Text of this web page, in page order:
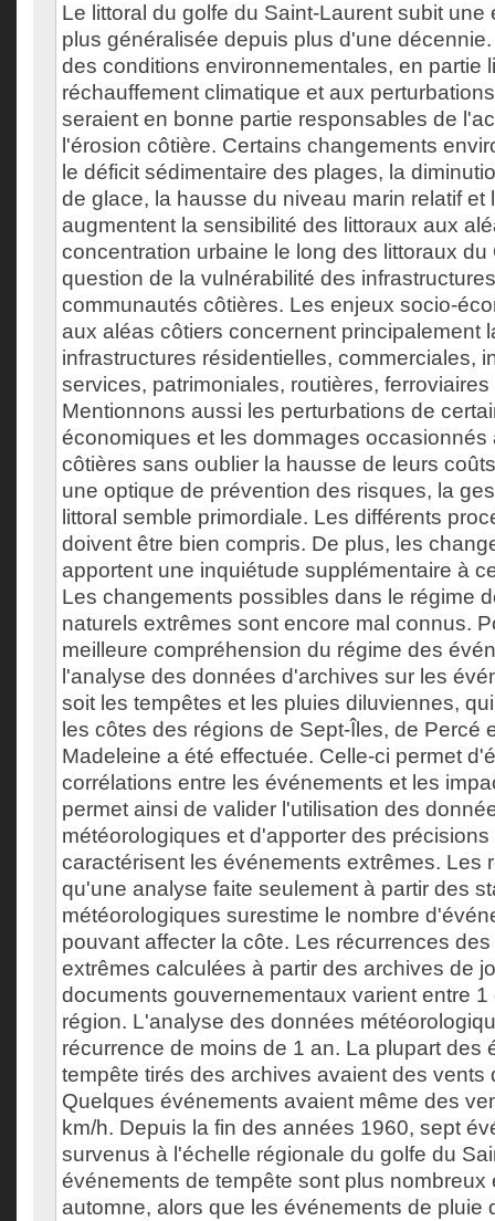
Le littoral du golfe du Saint-Laurent subit une
plus généralisée depuis plus d'une
des conditions environnementales, en partie
réchauffement climatique et aux
seraient en bonne partie responsables de
l'érosion côtière. Certains changements
le déficit sédimentaire des plages, la
de glace, la hausse du niveau marin relatif et
augmentent la sensibilité des littoraux aux
concentration urbaine le long des littoraux
question de la vulnérabilité des
communautés côtières. Les enjeux socio-
aux aléas côtiers concernent principalement
infrastructures résidentielles, commerciales,
services, patrimoniales, routières,
Mentionnons aussi les perturbations de
économiques et les dommages occasionnés
côtières sans oublier la hausse de leurs
une optique de prévention des risques, la
littoral semble primordiale. Les différents
doivent être bien compris. De plus, les
apportent une inquiétude supplémentaire à
Les changements possibles dans le régime
naturels extrêmes sont encore mal connus.
meilleure compréhension du régime des
l'analyse des données d'archives sur les
soit les tempêtes et les pluies diluviennes,
les côtes des régions de Sept-Îles, de Percé
Madeleine a été effectuée. Celle-ci permet
corrélations entre les événements et les
permet ainsi de valider l'utilisation des
météorologiques et d'apporter des
caractérisent les événements extrêmes. Les
qu'une analyse faite seulement à partir des
météorologiques surestime le nombre
pouvant affecter la côte. Les récurrences
extrêmes calculées à partir des archives de
documents gouvernementaux varient entre
région. L'analyse des données
récurrence de moins de 1 an. La plupart des
tempête tirés des archives avaient des vents
Quelques événements avaient même des
km/h. Depuis la fin des années 1960, sept
survenus à l'échelle régionale du golfe du
événements de tempête sont plus nombreux
automne, alors que les événements de pluie